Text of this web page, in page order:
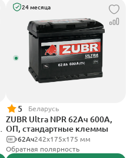
24 месяца
5 Беларусь
ZUBR Ultra NPR 62Ач 600А,
ОП, стандартные клеммы
242х175х175 мм
62Ач
Обратная полярность